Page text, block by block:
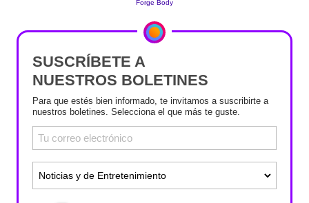
SUSCRÍBETE A
NUESTROS BOLETINES
Para que estés bien informado, te invitamos a suscribirte a
nuestros boletines. Selecciona el que más te guste.